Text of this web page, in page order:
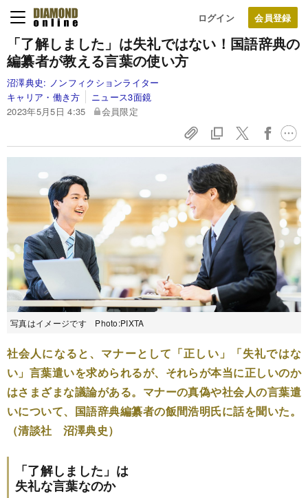
ログイン
「了解しました」は失礼ではない！国語辞典の
編纂者が教える言葉の使い方
沼澤典史: ノンフィクションライター
キャリア・働き方
ニュース3面鏡
2023年5月5日 4:35
会員限定
写真はイメージです Photo:PIXTA
社会人になると、マナーとして「正しい」「失礼ではな
い」言葉遣いを求められるが、それらが本当に正しいのか
はさまざまな議論がある。マナーの真偽や社会人の言葉遣
いについて、国語辞典編纂者の飯間浩明氏に話を聞いた。
（清談社 沼澤典史）
「了解しました」は
失礼な言葉なのか